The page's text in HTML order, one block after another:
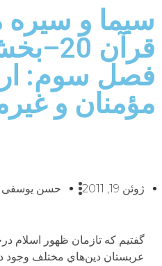
سیما و سیره
قرآن
فصل سوم:
مؤمنان و
ژوئن 19, 2011 حسن یوسفی
گفتيم كه تازمان ظهور اسلام
عربستان دين‌‌هاي مختلف